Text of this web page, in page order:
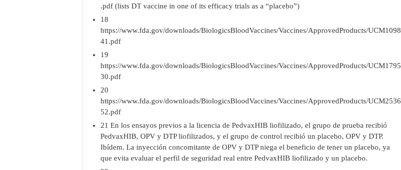
.pdf (lists DT vaccine in one of its efficacy trials as a “placebo”)
18
https://www.fda.gov/downloads/BiologicsBloodVaccines/Vaccines/ApprovedProducts/UCM1098
41.pdf
19
https://www.fda.gov/downloads/BiologicsBloodVaccines/Vaccines/ApprovedProducts/UCM1795
30.pdf
20
https://www.fda.gov/downloads/BiologicsBloodVaccines/Vaccines/ApprovedProducts/UCM2536
52.pdf
21 En los ensayos previos a la licencia de PedvaxHIB liofilizado, el grupo de prueba recibió
PedvaxHIB, OPV y DTP liofilizados, y el grupo de control recibió un placebo, OPV y DTP.
Ibídem. La inyección concomitante de OPV y DTP niega el beneficio de tener un placebo, ya
que evita evaluar el perfil de seguridad real entre PedvaxHIB liofilizado y un placebo.